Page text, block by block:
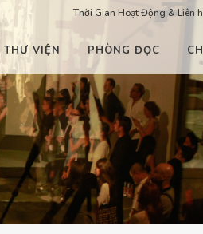
Thời Gian Hoạt Động & Liên
THƯ VIỆN PHÒNG ĐỌC